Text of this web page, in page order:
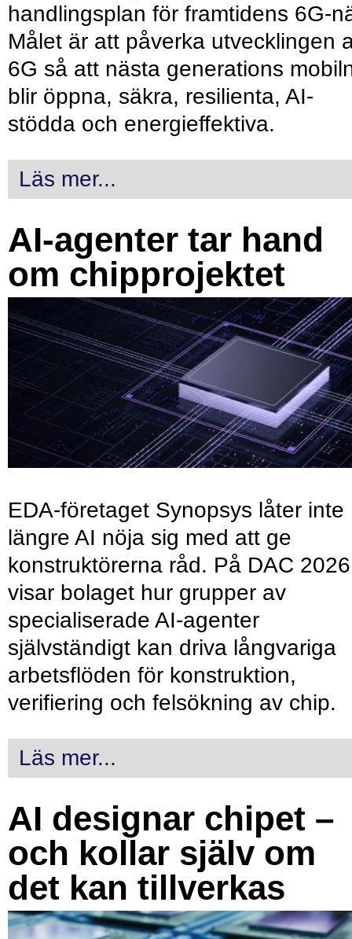
handlingsplan för framtidens 6G-
Målet är att påverka utvecklingen
6G så att nästa generations
blir öppna, säkra, resilienta, AI-
stödda och energieffektiva.
Läs mer...
AI-agenter tar hand
om chipprojektet
EDA-företaget Synopsys låter inte
längre AI nöja sig med att ge
konstruktörerna råd. På DAC 2026
visar bolaget hur grupper av
specialiserade AI-agenter
självständigt kan driva långvariga
arbetsflöden för konstruktion,
verifiering och felsökning av chip.
Läs mer...
AI designar chipet –
och kollar själv om
det kan tillverkas